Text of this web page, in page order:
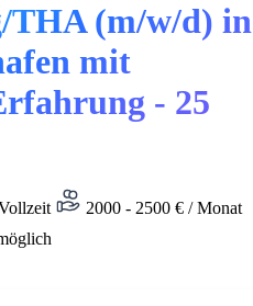
THA (m/w/d) in
mit
- 25
2000 - 2500 € / Monat